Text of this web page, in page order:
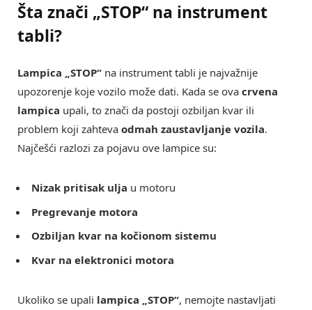
Šta znači „STOP“ na instrument
tabli?
Lampica „STOP“ na instrument tabli je najvažnije
upozorenje koje vozilo može dati. Kada se ova crvena
lampica upali, to znači da postoji ozbiljan kvar ili
problem koji zahteva odmah zaustavljanje vozila.
Najčešći razlozi za pojavu ove lampice su:
Nizak pritisak ulja u motoru
Pregrevanje motora
Ozbiljan kvar na kočionom sistemu
Kvar na elektronici motora
Ukoliko se upali lampica „STOP“, nemojte nastavljati